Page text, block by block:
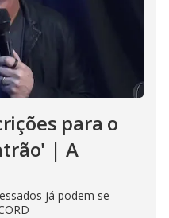
para o
| A
já podem se